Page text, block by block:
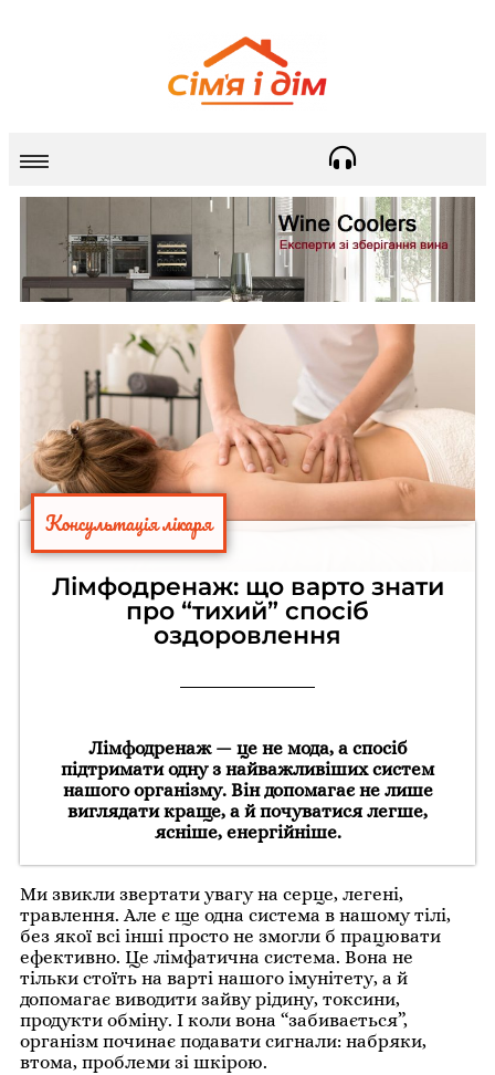
Консультація лікаря
Лімфодренаж: що варто знати
про “тихий” спосіб
оздоровлення
Лімфодренаж — це не мода, а спосіб
підтримати одну з найважливіших систем
нашого організму. Він допомагає не лише
виглядати краще, а й почуватися легше,
ясніше, енергійніше.
Ми звикли звертати увагу на серце, легені,
травлення. Але є ще одна система в нашому тілі,
без якої всі інші просто не змогли б працювати
ефективно. Це лімфатична система. Вона не
тільки стоїть на варті нашого імунітету, а й
допомагає виводити зайву рідину, токсини,
продукти обміну. І коли вона “забивається”,
організм починає подавати сигнали: набряки,
втома, проблеми зі шкірою.